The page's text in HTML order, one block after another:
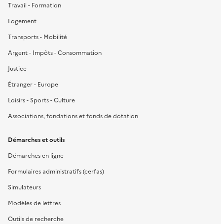
Travail - Formation
Logement
Transports - Mobilité
Argent - Impôts - Consommation
Justice
Étranger - Europe
Loisirs - Sports - Culture
Associations, fondations et fonds de dotation
Démarches et outils
Démarches en ligne
Formulaires administratifs (cerfas)
Simulateurs
Modèles de lettres
Outils de recherche